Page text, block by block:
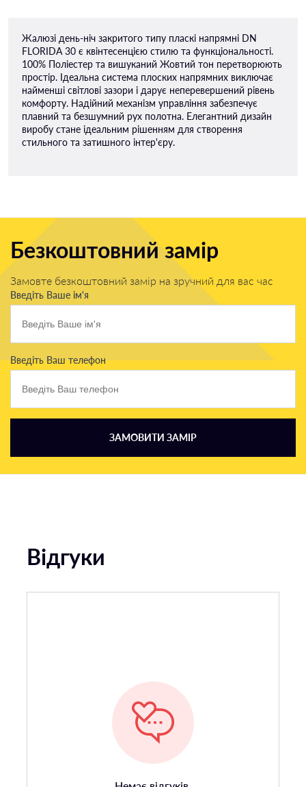
Жалюзі день-ніч закритого типу пласкі напрямні DN
FLORIDA 30 є квінтесенцією стилю та функціональності.
100% Поліестер та вишуканий Жовтий тон перетворюють
простір. Ідеальна система плоских напрямних виключає
найменші світлові зазори і дарує неперевершений рівень
комфорту. Надійний механізм управління забезпечує
плавний та безшумний рух полотна. Елегантний дизайн
виробу стане ідеальним рішенням для створення
стильного та затишного інтер'єру.
Безкоштовний замір
Замовте безкоштовний замір на зручний для вас час
Введіть Ваше ім'я
Введіть Ваш телефон
ЗАМОВИТИ ЗАМІР
Відгуки